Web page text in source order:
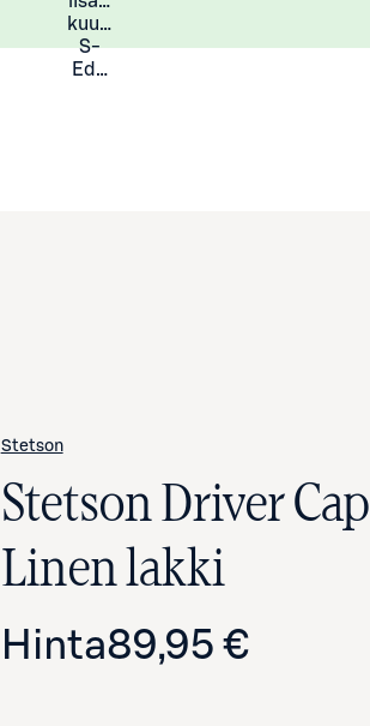
kuukauden
S-
Eduista
Stetson
Stetson Driver Cap
Linen lakki
Hinta89,95 €